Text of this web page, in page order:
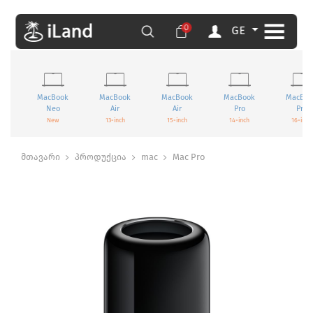
0 GE
MacBook
Neo
New
MacBook
Air
13-inch
MacBook
Air
15-inch
MacBook
Pro
14-inch
Pro
16-inch
მთავარი პროდუქცია mac Mac Pro